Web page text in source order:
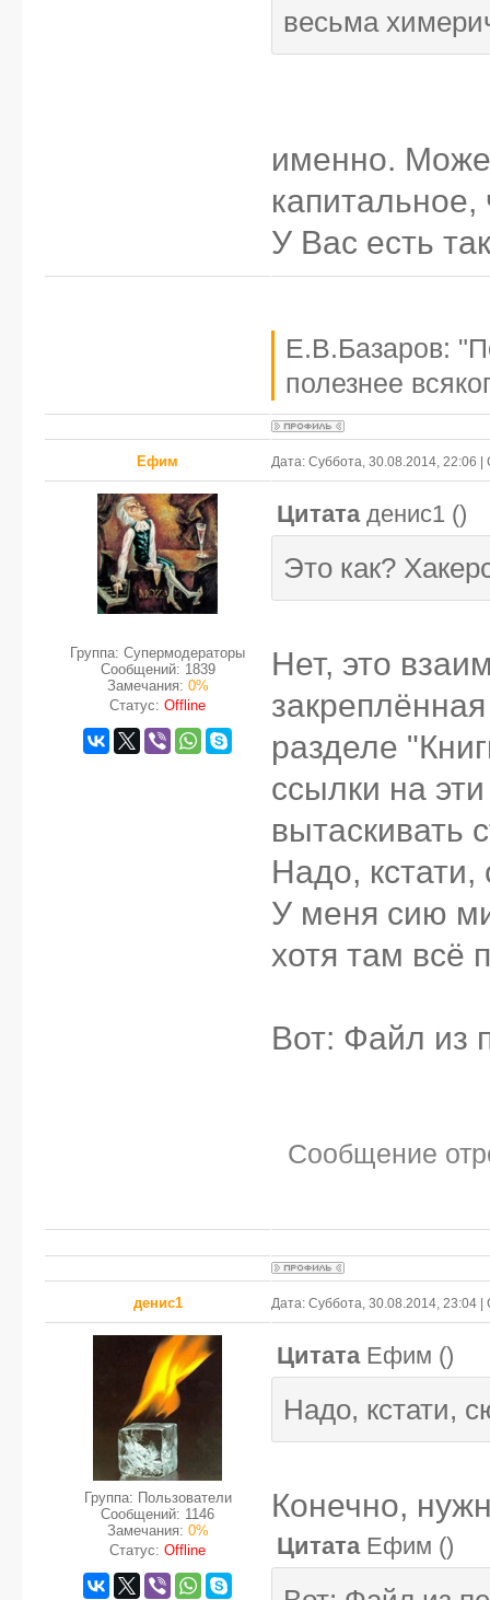
весьма
именно.
У Вас есть
Е.В.Базаров:
полезнее
Ефим Дата: Суббота, 30.08.2014, 22:06
Группа: Супермодераторы
Сообщений: 1839
Замечания: 0%
Статус: Offline
Цитата денис1 ()
Это как?
Нет, это
разделе
ссылки на
вытаскивать
Надо,
У меня сию
хотя там всё
Вот: Файл из
Сообщение
денис1 Дата: Суббота, 30.08.2014, 23:04
Группа: Пользователи
Сообщений: 1146
Замечания: 0%
Статус: Offline
Цитата Ефим ()
Надо, кстати,
Конечно,
Цитата Ефим ()